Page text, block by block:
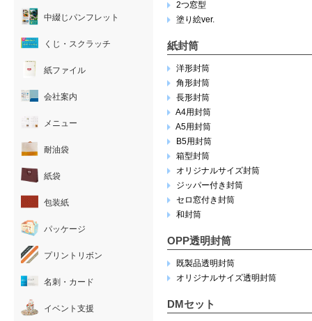
2つ窓型
塗り絵ver.
紙封筒
洋形封筒
角形封筒
長形封筒
A4用封筒
A5用封筒
B5用封筒
箱型封筒
オリジナルサイズ封筒
ジッパー付き封筒
セロ窓付き封筒
和封筒
OPP透明封筒
既製品透明封筒
オリジナルサイズ透明封筒
DMセット
中綴じパンフレット
くじ・スクラッチ
紙ファイル
会社案内
メニュー
耐油袋
紙袋
包装紙
パッケージ
プリントリボン
名刺・カード
イベント支援